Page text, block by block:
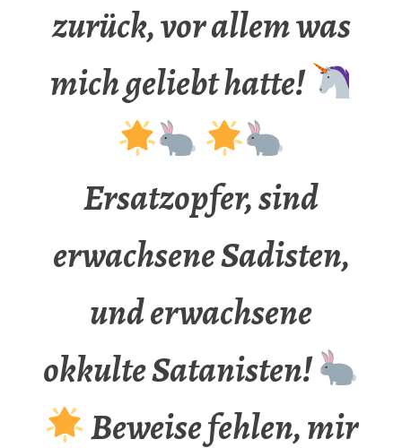
zurück, vor allem was
mich geliebt hatte!
Ersatzopfer, sind
erwachsene Sadisten,
und erwachsene
okkulte Satanisten!
Beweise fehlen, mir